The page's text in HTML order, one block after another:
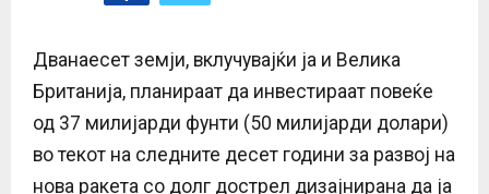
N
U
Дванаесет земји, вклучувајќи ја и Велика
Британија, планираат да инвестираат повеќе
од 37 милијарди фунти (50 милијарди долари)
во текот на следните десет години за развој на
нова ракета со долг дострел дизајнирана да ја